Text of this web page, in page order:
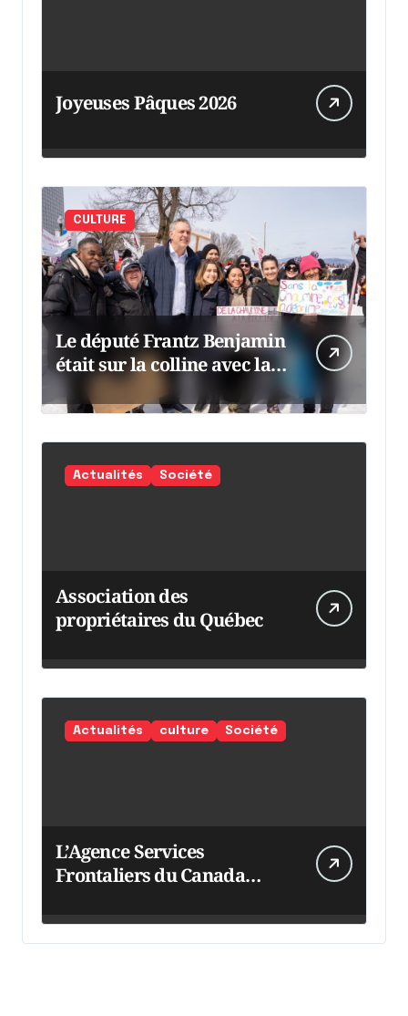
Joyeuses Pâques 2026
CULTURE
Le député Frantz Benjamin
était sur la colline avec la
chaumine
Actualités Société
Association des
propriétaires du Québec
Actualités culture Société
L’Agence Services
Frontaliers du Canada